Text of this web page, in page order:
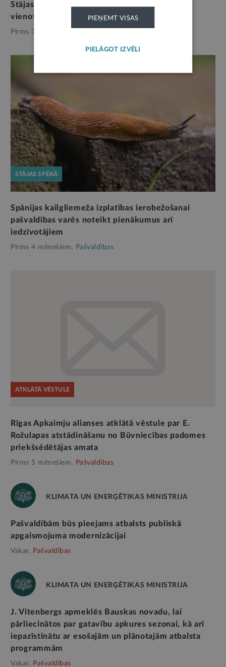
Stājas spēkā jaunais Kapsētu likums: turpmāk
vienots regulējums visām pašvaldībām
Pirms 3 mēnešiem,
STĀJAS SPĒKĀ
Spānijas kailgliemeža izplatības ierobežošanai
pašvaldības varēs noteikt pienākumus arī
iedzīvotājiem
Pirms 4 mēnešiem, Pašvaldības
ATKLĀTĀ VĒSTULE
Rīgas Apkaimju alianses atklātā vēstule par E.
Rožulapas atstādināšanu no Būvniecības padomes
priekšsēdētājas amata
Pirms 5 mēnešiem, Pašvaldības
KLIMATA UN ENERĢĒTIKAS MINISTRIJA
Pašvaldībām būs pieejams atbalsts publiskā
apgaismojuma modernizācijai
Vakar, Pašvaldības
KLIMATA UN ENERĢĒTIKAS MINISTRIJA
J. Vitenbergs apmeklēs Bauskas novadu, lai
pārliecinātos par gatavību apkures sezonai, kā arī
iepazīstinātu ar esošajām un plānotajām atbalsta
programmām
Vakar, Pašvaldības
PIEŅEMT VISAS
PIELĀGOT IZVĒLI